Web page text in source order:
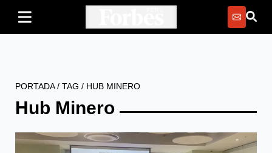
PORTADA/ TAG / HUB MINERO
Hub Minero